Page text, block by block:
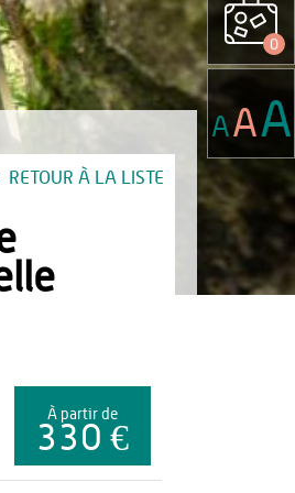
RETOUR À LA LISTE
À partir de
330 €
0
AAA